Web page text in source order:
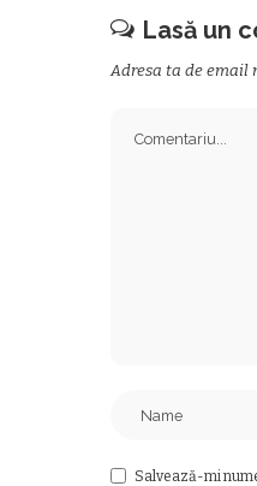
Lasă un
Adresa ta de email
Salvează-mi